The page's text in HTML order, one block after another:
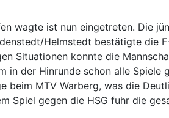
wagte ist nun eingetreten. Die
Helmstedt bestätigte die
Situationen konnte die
in der Hinrunde schon alle
beim MTV Warberg, was die
Spiel gegen die HSG fuhr die